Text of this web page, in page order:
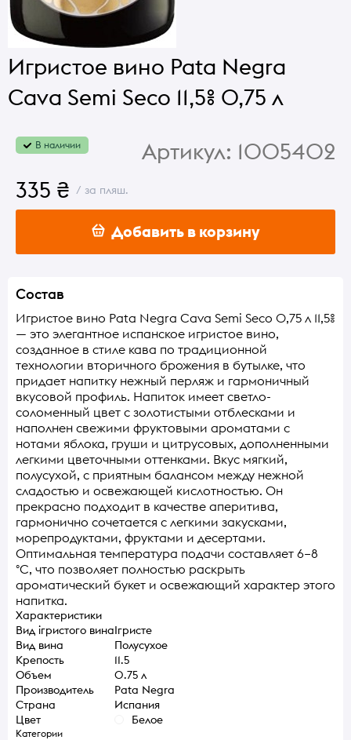
Игристое вино Pata Negra
Cava Semi Seco 11,5% 0,75 л
В наличии Артикул: 1005402
335 ₴ / за пляш.
Добавить в корзину
Состав
Игристое вино Pata Negra Cava Semi Seco 0,75 л 11,5%
— это элегантное испанское игристое вино,
созданное в стиле кава по традиционной
технологии вторичного брожения в бутылке, что
придает напитку нежный перляж и гармоничный
вкусовой профиль. Напиток имеет светло-
соломенный цвет с золотистыми отблесками и
наполнен свежими фруктовыми ароматами с
нотами яблока, груши и цитрусовых, дополненными
легкими цветочными оттенками. Вкус мягкий,
полусухой, с приятным балансом между нежной
сладостью и освежающей кислотностью. Он
прекрасно подходит в качестве аперитива,
гармонично сочетается с легкими закусками,
морепродуктами, фруктами и десертами.
Оптимальная температура подачи составляет 6–8
°C, что позволяет полностью раскрыть
ароматический букет и освежающий характер этого
напитка.
Характеристики
Вид ігристого винаІгристе
Вид вина
Полусухое
Крепость
11.5
Объем
0.75 л
Производитель
Pata Negra
Страна
Испания
Цвет
Белое
Категории